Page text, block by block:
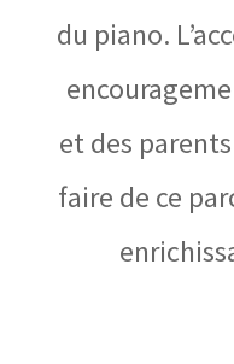
du piano.
et des
faire de ce